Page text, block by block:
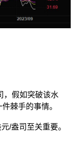
，假如突破该水
棘手的事情。
/盎司至关重要。